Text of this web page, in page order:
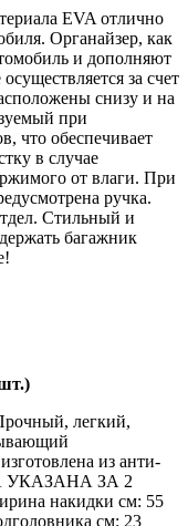
EVA отлично
Органайзер, как
и дополняют
за счет
снизу и на
при
что обеспечивает
в случае
от влаги. При
ручка.
Стильный и
багажник
легкий,
из анти-
УКАЗАНА ЗА 2
накидки см: 55
см: 23